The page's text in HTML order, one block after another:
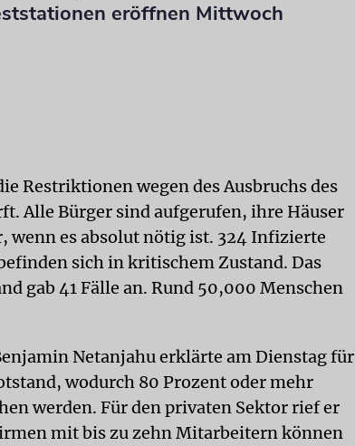
eröffnen Mittwoch
Restriktionen wegen des Ausbruchs des
Alle Bürger sind aufgerufen, ihre Häuser
wenn es absolut nötig ist. 324 Infizierte
sich in kritischem Zustand. Das
gab 41 Fälle an. Rund 50,000 Menschen
Netanjahu erklärte am Dienstag für
wodurch 80 Prozent oder mehr
werden. Für den privaten Sektor rief er
mit bis zu zehn Mitarbeitern können